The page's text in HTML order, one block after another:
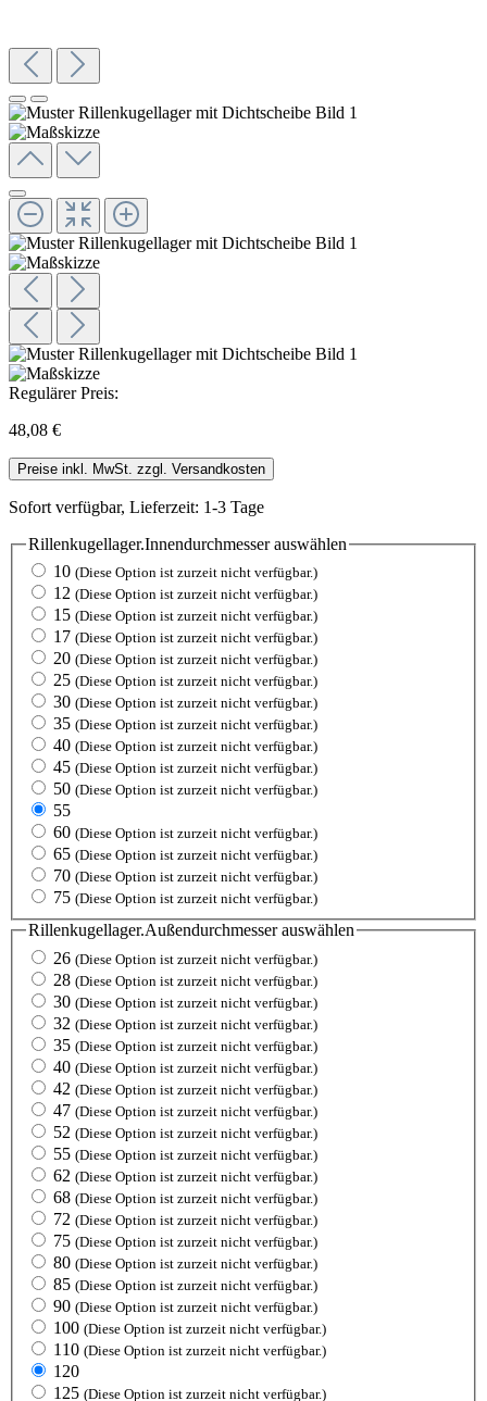
Regulärer Preis:
48,08 €
Preise inkl. MwSt. zzgl. Versandkosten
Sofort verfügbar, Lieferzeit: 1-3 Tage
Rillenkugellager.Innendurchmesserauswählen
10 (Diese Option ist zurzeit nicht verfügbar.)
12 (Diese Option ist zurzeit nicht verfügbar.)
15 (Diese Option ist zurzeit nicht verfügbar.)
17 (Diese Option ist zurzeit nicht verfügbar.)
20 (Diese Option ist zurzeit nicht verfügbar.)
25 (Diese Option ist zurzeit nicht verfügbar.)
30 (Diese Option ist zurzeit nicht verfügbar.)
35 (Diese Option ist zurzeit nicht verfügbar.)
40 (Diese Option ist zurzeit nicht verfügbar.)
45 (Diese Option ist zurzeit nicht verfügbar.)
50 (Diese Option ist zurzeit nicht verfügbar.)
55
60 (Diese Option ist zurzeit nicht verfügbar.)
65 (Diese Option ist zurzeit nicht verfügbar.)
70 (Diese Option ist zurzeit nicht verfügbar.)
75 (Diese Option ist zurzeit nicht verfügbar.)
Rillenkugellager.Außendurchmesserauswählen
26 (Diese Option ist zurzeit nicht verfügbar.)
28 (Diese Option ist zurzeit nicht verfügbar.)
30 (Diese Option ist zurzeit nicht verfügbar.)
32 (Diese Option ist zurzeit nicht verfügbar.)
35 (Diese Option ist zurzeit nicht verfügbar.)
40 (Diese Option ist zurzeit nicht verfügbar.)
42 (Diese Option ist zurzeit nicht verfügbar.)
47 (Diese Option ist zurzeit nicht verfügbar.)
52 (Diese Option ist zurzeit nicht verfügbar.)
55 (Diese Option ist zurzeit nicht verfügbar.)
62 (Diese Option ist zurzeit nicht verfügbar.)
68 (Diese Option ist zurzeit nicht verfügbar.)
72 (Diese Option ist zurzeit nicht verfügbar.)
75 (Diese Option ist zurzeit nicht verfügbar.)
80 (Diese Option ist zurzeit nicht verfügbar.)
85 (Diese Option ist zurzeit nicht verfügbar.)
90 (Diese Option ist zurzeit nicht verfügbar.)
100 (Diese Option ist zurzeit nicht verfügbar.)
110 (Diese Option ist zurzeit nicht verfügbar.)
120
125 (Diese Option ist zurzeit nicht verfügbar.)